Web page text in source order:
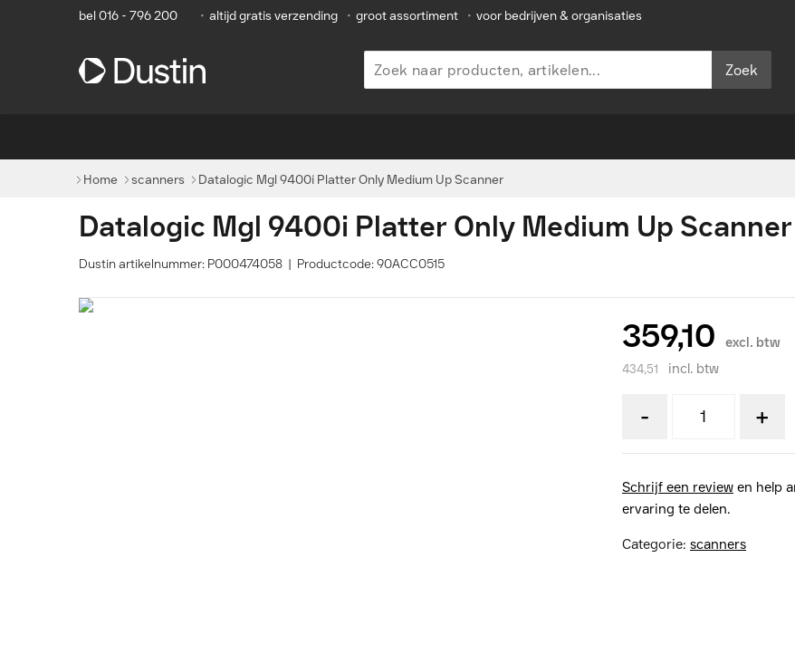
bel 016 - 796 200 • altijd gratis verzending • groot assortiment • voor bedrijven & organisaties
Zoek
Home scanners Datalogic Mgl 9400i Platter Only Medium Up Scanner
Datalogic Mgl 9400i Platter Only Medium Up Scanner
Dustin artikelnummer: P000474058 | Productcode: 90ACC0515
359,10 excl. btw
434,51 incl. btw
- +
Schrijf een review en help
ervaring te delen.
Categorie: scanners